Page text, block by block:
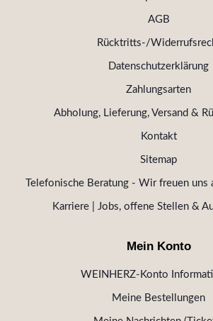
AGB
Rücktritts-/
Datenschutzerklärung
Zahlungsarten
Abholung, Lieferung, Versand &
Kontakt
Sitemap
Telefonische Beratung - Wir freuen uns
Karriere | Jobs, offene Stellen &
Mein Konto
WEINHERZ-Konto
Meine Bestellungen